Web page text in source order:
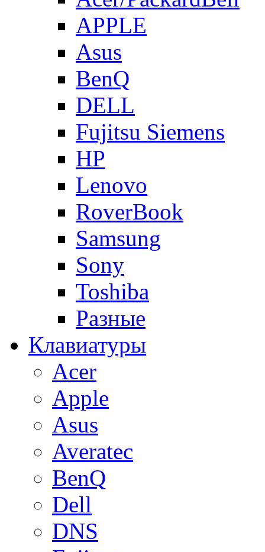
APPLE
Asus
BenQ
DELL
Fujitsu Siemens
HP
Lenovo
RoverBook
Samsung
Sony
Toshiba
Разные
Клавиатуры
Acer
Apple
Asus
Averatec
BenQ
Dell
DNS